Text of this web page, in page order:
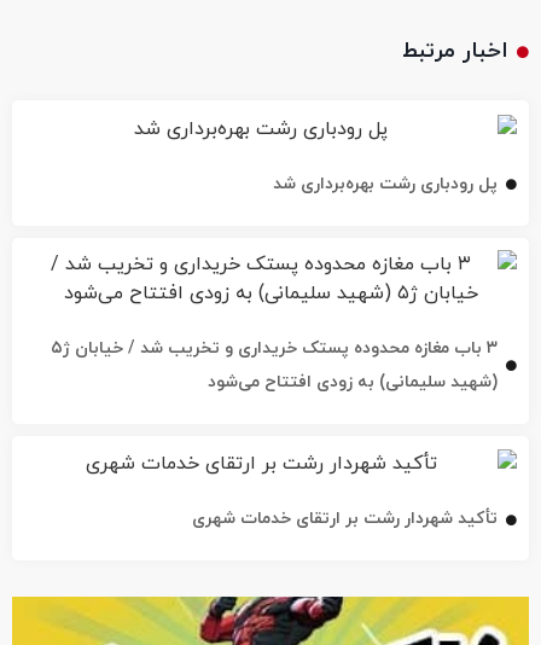
اخبار مرتبط
پل رودباری رشت بهره‌برداری شد
۳ باب مغازه محدوده پستک خریداری و تخریب شد / خیابان ژ۵
(شهید سلیمانی) به زودی افتتاح می‌شود
تأکید شهردار رشت بر ارتقای خدمات شهری